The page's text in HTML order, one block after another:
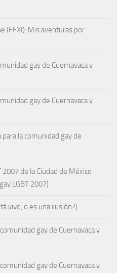
(FFXI): Mis aventuras por
gay de Cuernavaca y
gay de Cuernavaca y
para la comunidad gay de
2007 de la Ciudad de México
LGBT 2007)
vivo, o es una ilusión?)
gay de Cuernavaca y
gay de Cuernavaca y